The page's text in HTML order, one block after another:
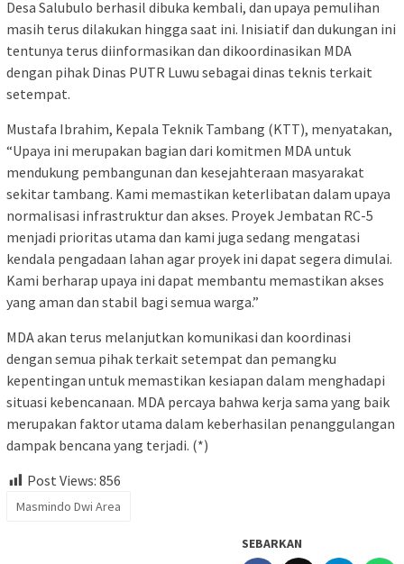
Desa Salubulo berhasil dibuka kembali, dan upaya pemulihan
masih terus dilakukan hingga saat ini. Inisiatif dan dukungan ini
tentunya terus diinformasikan dan dikoordinasikan MDA
dengan pihak Dinas PUTR Luwu sebagai dinas teknis terkait
setempat.
Mustafa Ibrahim, Kepala Teknik Tambang (KTT), menyatakan,
“Upaya ini merupakan bagian dari komitmen MDA untuk
mendukung pembangunan dan kesejahteraan masyarakat
sekitar tambang. Kami memastikan keterlibatan dalam upaya
normalisasi infrastruktur dan akses. Proyek Jembatan RC-5
menjadi prioritas utama dan kami juga sedang mengatasi
kendala pengadaan lahan agar proyek ini dapat segera dimulai.
Kami berharap upaya ini dapat membantu memastikan akses
yang aman dan stabil bagi semua warga.”
MDA akan terus melanjutkan komunikasi dan koordinasi
dengan semua pihak terkait setempat dan pemangku
kepentingan untuk memastikan kesiapan dalam menghadapi
situasi kebencanaan. MDA percaya bahwa kerja sama yang baik
merupakan faktor utama dalam keberhasilan penanggulangan
dampak bencana yang terjadi. (*)
Post Views: 856
Masmindo Dwi Area
SEBARKAN